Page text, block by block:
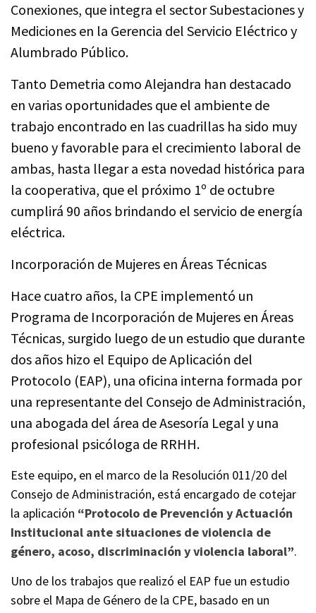
Conexiones, que integra el sector Subestaciones y
Mediciones en la Gerencia del Servicio Eléctrico y
Alumbrado Público.
Tanto Demetria como Alejandra han destacado
en varias oportunidades que el ambiente de
trabajo encontrado en las cuadrillas ha sido muy
bueno y favorable para el crecimiento laboral de
ambas, hasta llegar a esta novedad histórica para
la cooperativa, que el próximo 1º de octubre
cumplirá 90 años brindando el servicio de energía
eléctrica.
Incorporación de Mujeres en Áreas Técnicas
Hace cuatro años, la CPE implementó un
Programa de Incorporación de Mujeres en Áreas
Técnicas, surgido luego de un estudio que durante
dos años hizo el Equipo de Aplicación del
Protocolo (EAP), una oficina interna formada por
una representante del Consejo de Administración,
una abogada del área de Asesoría Legal y una
profesional psicóloga de RRHH.
Este equipo, en el marco de la Resolución 011/20 del
Consejo de Administración, está encargado de cotejar
la aplicación “Protocolo de Prevención y Actuación
Institucional ante situaciones de violencia de
género, acoso, discriminación y violencia laboral”.
Uno de los trabajos que realizó el EAP fue un estudio
sobre el Mapa de Género de la CPE, basado en un